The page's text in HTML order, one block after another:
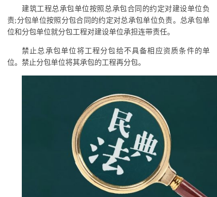
建筑工程总承包单位按照总承包合同的约定对建设单位负
责;分包单位按照分包合同的约定对总承包单位负责。总承包单
位和分包单位就分包工程对建设单位承担连带责任。
禁止总承包单位将工程分包给不具备相应资质条件的单
位。禁止分包单位将其承包的工程再分包。